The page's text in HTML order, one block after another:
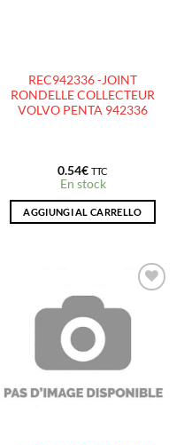
REC942336 -JOINT
RONDELLE COLLECTEUR
VOLVO PENTA 942336
0.54€ TTC
En stock
AGGIUNGI AL CARRELLO
AJOUTER
À LA
D’ENVIES